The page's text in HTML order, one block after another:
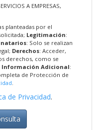
A EMPRESAS,
planteadas por el
Legitimación:
: Solo se realizan
Derechos: Acceder,
derechos, como se
Información Adicional:
de Protección de
.
de Privacidad.